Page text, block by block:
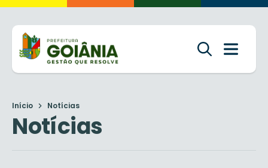
Início Notícias
Notícias